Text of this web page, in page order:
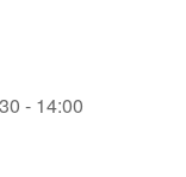
- 14:00